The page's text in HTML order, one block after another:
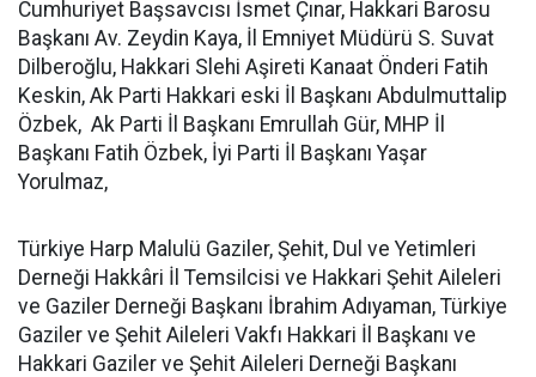
Cumhuriyet Başsavcısı İsmet Çınar, Hakkari Barosu
Başkanı Av. Zeydin Kaya, İl Emniyet Müdürü S. Suvat
Dilberoğlu, Hakkari Slehi Aşireti Kanaat Önderi Fatih
Keskin, Ak Parti Hakkari eski İl Başkanı Abdulmuttalip
Özbek, Ak Parti İl Başkanı Emrullah Gür, MHP İl
Başkanı Fatih Özbek, İyi Parti İl Başkanı Yaşar
Yorulmaz,
Türkiye Harp Malulü Gaziler, Şehit, Dul ve Yetimleri
Derneği Hakkâri İl Temsilcisi ve Hakkari Şehit Aileleri
ve Gaziler Derneği Başkanı İbrahim Adıyaman, Türkiye
Gaziler ve Şehit Aileleri Vakfı Hakkari İl Başkanı ve
Hakkari Gaziler ve Şehit Aileleri Derneği Başkanı